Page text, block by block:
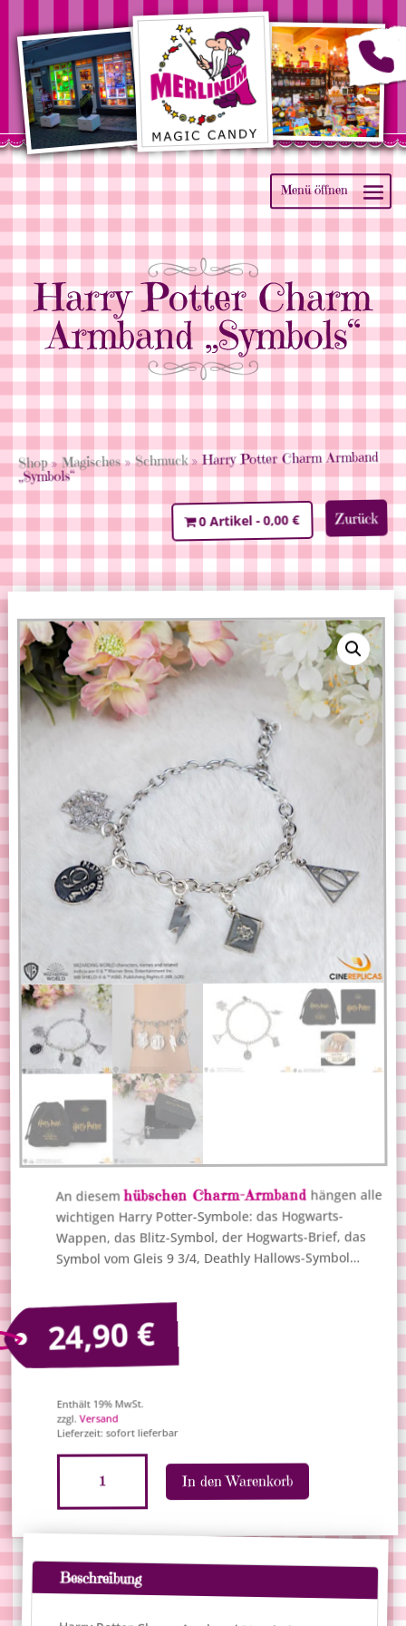
Harry Potter Charm
Armband „Symbols“
Shop»Magisches»Schmuck » Harry Potter Charm Armband
„Symbols“
Zurück
0 Artikel 0,00 €
An diesemhübschen Charm-Armband hängen alle
wichtigen Harry Potter-Symbole: das Hogwarts-
Wappen, das Blitz-Symbol, der Hogwarts-Brief, das
Symbol vom Gleis 9 3/4, Deathly Hallows-Symbol…
24,90€
Enthält 19% MwSt.
zzgl.Versand
Lieferzeit: sofort lieferbar
Charm
Menge
In den Warenkorb
a
Beschreibung